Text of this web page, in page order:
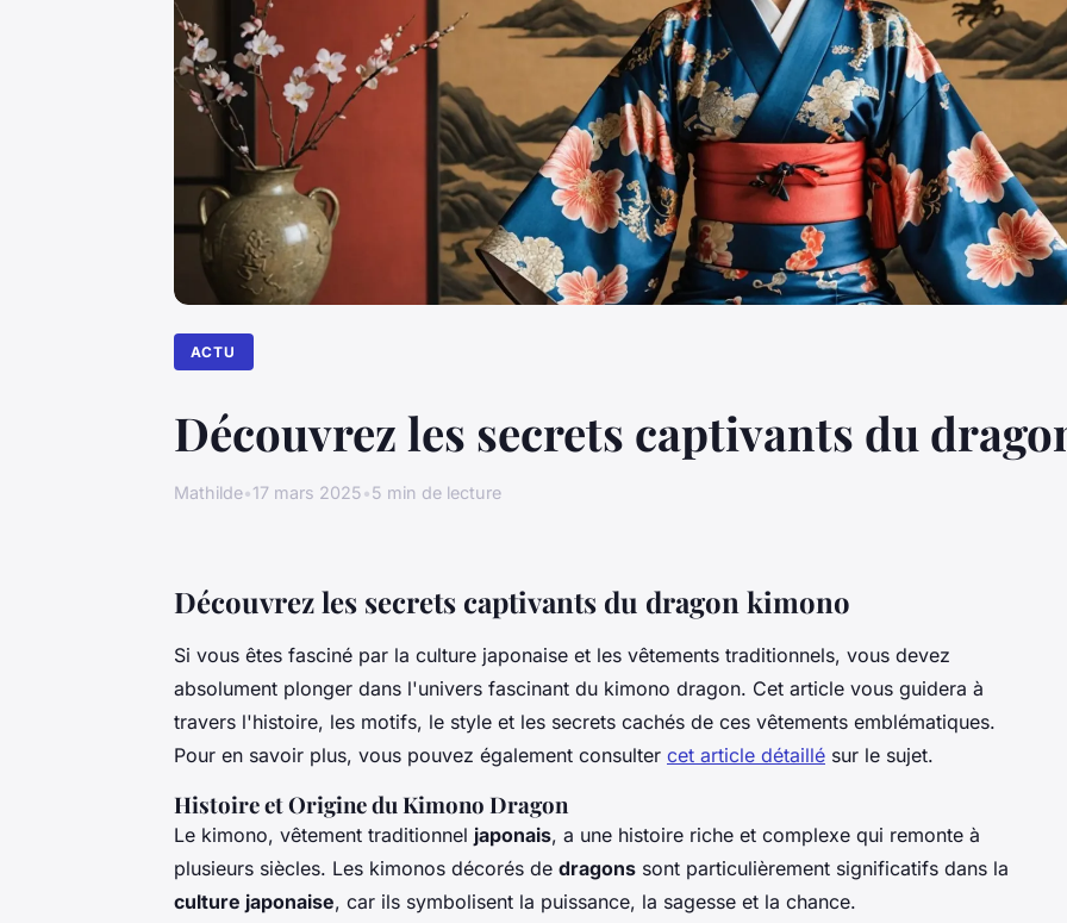
ACTU
Découvrez les secrets captivants du
Mathilde•17 mars 2025•5 min de lecture
Découvrez les secrets captivants du dragon kimono
Si vous êtes fasciné par la culture japonaise et les vêtements traditionnels, vous devez
absolument plonger dans l'univers fascinant du kimono dragon. Cet article vous guidera à
travers l'histoire, les motifs, le style et les secrets cachés de ces vêtements emblématiques.
Pour en savoir plus, vous pouvez également consulter cet article détaillé sur le sujet.
Histoire et Origine du Kimono Dragon
Le kimono, vêtement traditionnel japonais, a une histoire riche et complexe qui remonte à
plusieurs siècles. Les kimonos décorés de dragons sont particulièrement significatifs dans la
culture japonaise, car ils symbolisent la puissance, la sagesse et la chance.